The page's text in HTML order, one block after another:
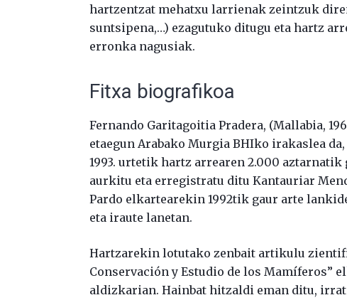
hartzentzat mehatxu larrienak zeintzuk
suntsipena,…) ezagutuko ditugu eta hartz
erronka nagusiak.
Fitxa biografikoa
Fernando Garitagoitia Pradera, (Mallabia,
etaegun Arabako Murgia BHIko irakaslea
1993. urtetik hartz arrearen 2.000
aurkitu eta erregistratu ditu Kantauriar
Pardo elkartearekin 1992tik gaur arte
eta iraute lanetan.
Hartzarekin lotutako zenbait artikulu
Conservación y Estudio de los Mamíferos”
aldizkarian. Hainbat hitzaldi eman ditu,